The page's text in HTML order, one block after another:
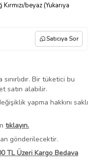
beyaz (Yukarıya
Satıcıya Sor
Bir tüketici bu
satın alabilir.
yapma hakkını saklı
tıklayın.
gönderilecektir.
TL Üzeri Kargo Bedava